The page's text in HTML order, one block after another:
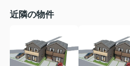
近隣の物件